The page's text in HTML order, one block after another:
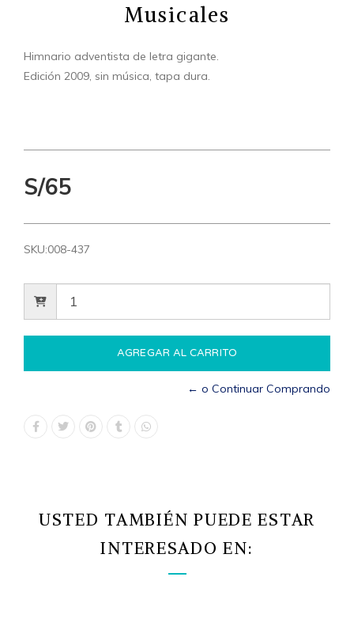
Musicales
Himnario adventista de letra gigante.
Edición 2009, sin música, tapa dura.
S/65
SKU:008-437
← o Continuar Comprando
USTED TAMBIÉN PUEDE ESTAR
INTERESADO EN: